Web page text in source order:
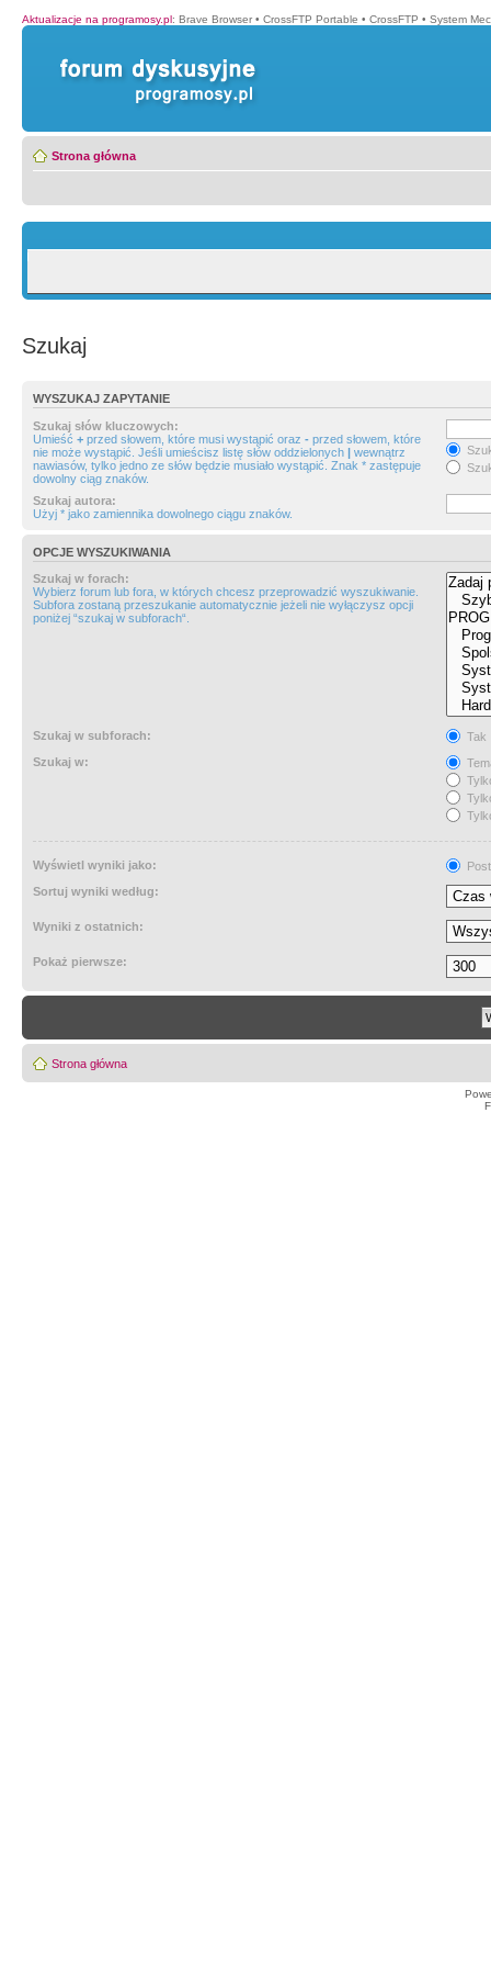
Aktualizacje na programosy.pl: Brave Browser • CrossFTP Portable • CrossFTP • System
Strona główna
Szukaj
WYSZUKAJ ZAPYTANIE
Szukaj słów kluczowych:
Umieść + przed słowem, które musi wystąpić oraz - przed słowem, które
nie może wystąpić. Jeśli umieścisz listę słów oddzielonych | wewnątrz
nawiasów, tylko jedno ze słów będzie musiało wystąpić. Znak * zastępuje
dowolny ciąg znaków.
Szukaj autora:
Użyj * jako zamiennika dowolnego ciągu znaków.
OPCJE WYSZUKIWANIA
Szukaj w forach:
Wybierz forum lub fora, w których chcesz przeprowadzić wyszukiwanie.
Subfora zostaną przeszukanie automatycznie jeżeli nie wyłączysz opcji
poniżej “szukaj w subforach“.
Szukaj w subforach:
Tak
Szukaj w:
Wyświetl wyniki jako:
Sortuj wyniki według:
Wyniki z ostatnich:
Pokaż pierwsze:
Strona główna